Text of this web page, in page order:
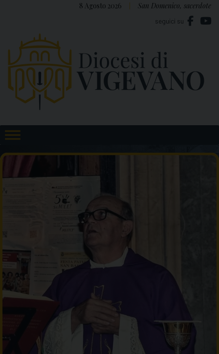
8 Agosto 2026 San Domenico, sacerdote
seguici su